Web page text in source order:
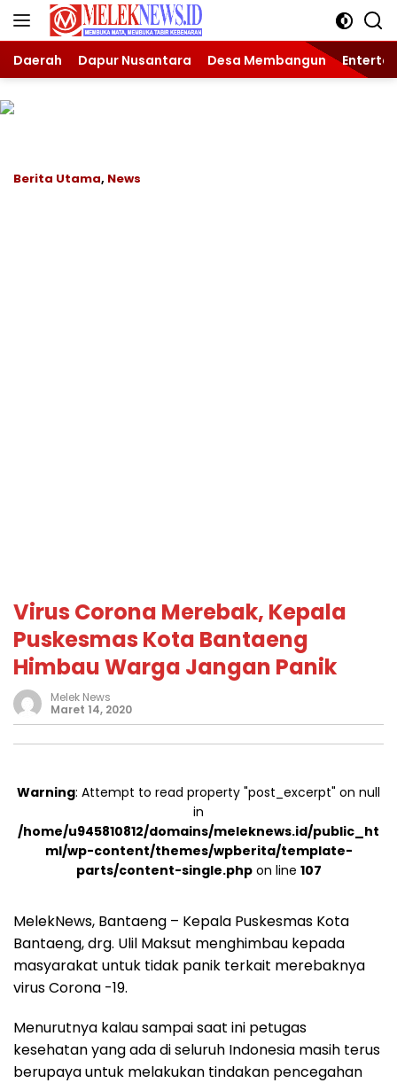
Langsung
Daerah Dapur Nusantara Desa Membangun
Berita Utama, News
Virus Corona Merebak, Kepala
Puskesmas Kota Bantaeng
Himbau Warga Jangan Panik
Melek News
Maret 14, 2020
Warning: Attempt to read property "post_excerpt" on null
in
/home/u945810812/domains/meleknews.id/public_ht
ml/wp-content/themes/wpberita/template-
parts/content-single.phpon line 107
MelekNews, Bantaeng – Kepala Puskesmas Kota
Bantaeng, drg. Ulil Maksut menghimbau kepada
masyarakat untuk tidak panik terkait merebaknya
virus Corona -19.
Menurutnya kalau sampai saat ini petugas
kesehatan yang ada di seluruh Indonesia masih terus
berupaya untuk melakukan tindakan pencegahan